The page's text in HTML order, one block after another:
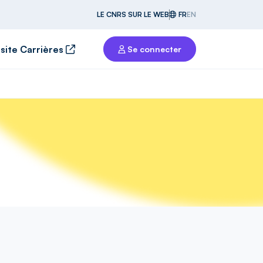
LE CNRS SUR LE WEB FREN
Carrières Se connecter